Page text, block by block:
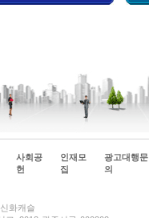
사회공
헌
인재모
집
광고대행문
의
화캐슬